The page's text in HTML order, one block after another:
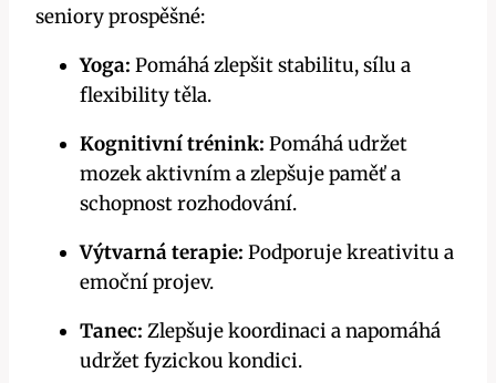
seniory prospěšné:
Yoga: Pomáhá zlepšit stabilitu, sílu a
flexibility těla.
Kognitivní trénink: Pomáhá udržet
mozek aktivním a zlepšuje paměť a
schopnost rozhodování.
Výtvarná terapie: Podporuje kreativitu a
emoční projev.
Tanec: Zlepšuje koordinaci a napomáhá
udržet fyzickou kondici.